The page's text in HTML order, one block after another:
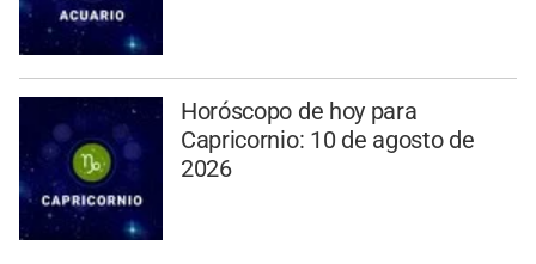
Horóscopo de hoy para
Capricornio: 10 de agosto de
2026